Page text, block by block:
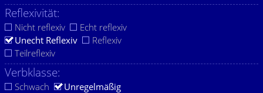
Reflexivität:
Nicht reflexiv
Echt reflexiv
Unecht Reflexiv
Reflexiv
Teilreflexiv
Verbklasse:
Schwach
Unregelmäßig